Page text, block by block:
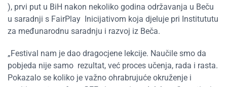
), prvi put u BiH nakon nekoliko godina održavanja u Beču
u saradnji s FairPlay Inicijativom koja djeluje pri Institututu
za međunarodnu saradnju i razvoj iz Beča.
„Festival nam je dao dragocjene lekcije. Naučile smo da
pobjeda nije samo rezultat, već proces učenja, rada i rasta.
Pokazalo se koliko je važno ohrabrujuće okruženje i